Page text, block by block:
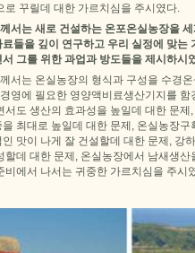
꾸릴데 대한 가르치심을 주시였다.
서는 새로 건설하는 온포온실농장을
들을 깊이 연구하고 우리 실정에 맞는
그를 위한 과업과 방도들을 제시하시
서는 온실농장의 형식과 구성을 수경
영에 필요한 영양액비료생산기지를
서도 생산의 효과성을 높일데 대한 문
최대로 높일데 대한 문제, 온실농장
맛이 나게 잘 건설할데 대한 문제, 강
할데 대한 문제, 온실농장에서 남새생
비에서 나서는 귀중한 가르치심을 주시